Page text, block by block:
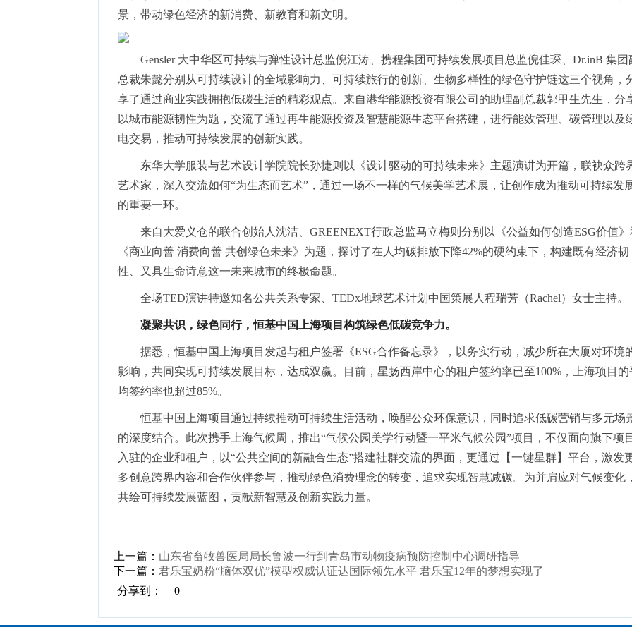
景，带动绿色经济的新消费、新教育和新文明。
Gensler 大中华区可持续与弹性设计总监倪江涛、携程集团可持续发展项目总监倪佳琛、Dr.inB 集团
总裁朱懿分别从可持续设计的全域影响力、可持续旅行的创新、生物多样性的绿色守护链这三个视角，
享了通过商业实践拥抱低碳生活的精彩观点。来自港华能源投资有限公司的助理副总裁郭甲生先生，分
以城市能源韧性为题，交流了通过再生能源投资及智慧能源生态平台搭建，进行能效管理、碳管理以及
电交易，推动可持续发展的创新实践。
东华大学服装与艺术设计学院院长孙捷则以《设计驱动的可持续未来》主题演讲为开篇，联袂众跨
艺术家，深入交流如何“为生态而艺术”，通过一场不一样的气候美学艺术展，让创作成为推动可持续发
的重要一环。
来自大爱义仓的联合创始人沈洁、GREENEXT行政总监马立梅则分别以《公益如何创造ESG价值》
《商业向善 消费向善 共创绿色未来》为题，探讨了在人均碳排放下降42%的硬约束下，构建既有经济韧
性、又具生命诗意这一未来城市的终极命题。
全场TED演讲特邀知名公共关系专家、TEDx地球艺术计划中国策展人程瑞芳（Rachel）女士主持。
凝聚共识，绿色同行，恒基中国上海项目构筑绿色低碳竞争力。
据悉，恒基中国上海项目发起与租户签署《ESG合作备忘录》，以务实行动，减少所在大厦对环境
影响，共同实现可持续发展目标，达成双赢。目前，星扬西岸中心的租户签约率已至100%，上海项目的
均签约率也超过85%。
恒基中国上海项目通过持续推动可持续生活活动，唤醒公众环保意识，同时追求低碳营销与多元场
的深度结合。此次携手上海气候周，推出“气候公园美学行动暨一平米气候公园”项目，不仅面向旗下项目
入驻的企业和租户，以“公共空间的新融合生态”搭建社群交流的界面，更通过【一键星群】平台，激发
多创意跨界内容和合作伙伴参与，推动绿色消费理念的转变，追求实现智慧减碳。为并肩应对气候变化，
共绘可持续发展蓝图，贡献新智慧及创新实践力量。
上一篇： 山东省畜牧兽医局局长鲁波一行到青岛市动物疫病预防控制中心调研指导
下一篇： 君乐宝奶粉“脑体双优”模型权威认证达国际领先水平 ​君乐宝12年的梦想实现了
分享到：
0